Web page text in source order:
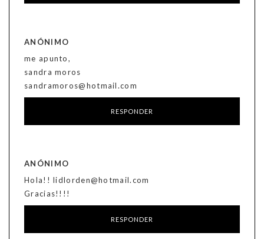
ANÓNIMO
me apunto,
sandra moros
sandramoros@hotmail.com
RESPONDER
ANÓNIMO
Hola!! lidlorden@hotmail.com
Gracias!!!!
RESPONDER